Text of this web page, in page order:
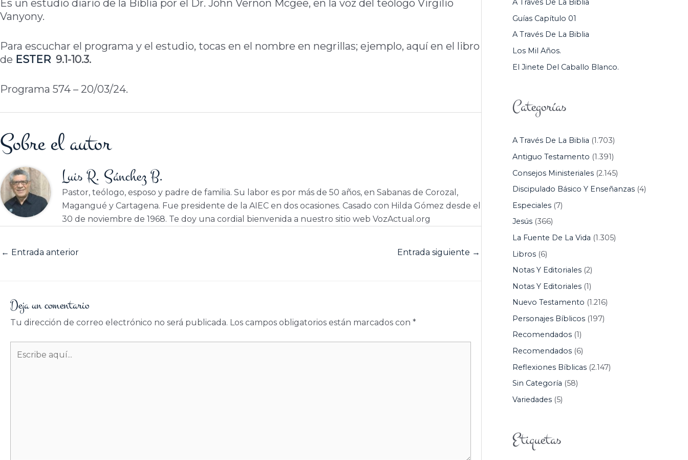
Es un estudio diario de la Biblia por el Dr. John Vernon Mcgee, en la voz del teólogo Virgilio
Vanyony.
Para escuchar el programa y el estudio, tocas en el nombre en negrillas; ejemplo, aquí en el libro
de ESTER 9.1-10.3.
Programa 574 – 20/03/24.
Sobre el autor
Luis R. Sánchez B.
Pastor, teólogo, esposo y padre de familia. Su labor es por más de 50 años, en Sabanas de Corozal,
Magangué y Cartagena. Fue presidente de la AIEC en dos ocasiones. Casado con Hilda Gómez desde el
30 de noviembre de 1968. Te doy una cordial bienvenida a nuestro sitio web VozActual.org
← Entrada anterior Entrada siguiente →
Deja un comentario
Tu dirección de correo electrónico no será publicada. Los campos obligatorios están marcados con *
aquí...
R
:
A Través De La Biblia
Guías Capítulo 01
A Través De La Biblia
Los Mil Años.
El Jinete Del Caballo Blanco.
Categorías
A Través De La Biblia (1.703)
Antiguo Testamento (1.391)
Consejos Ministeriales(2.145)
Discipulado Básico Y Enseñanzas(4)
Especiales(7)
Jesús(366)
La Fuente De La Vida (1.305)
Libros(6)
Notas Y Editoriales(2)
Notas Y Editoriales(1)
Nuevo Testamento (1.216)
Personajes Bíblicos(197)
Recomendados(1)
Recomendados(6)
Reflexiones Bíblicas(2.147)
Sin Categoría (58)
Variedades(5)
Etiquetas